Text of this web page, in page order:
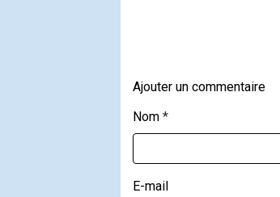
Ajouter un commentaire
Nom
E-mail